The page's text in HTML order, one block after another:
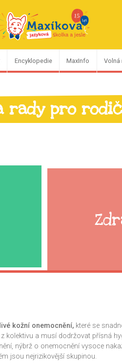
Encyklopedie MaxInfo Volná
rady pro
kožní onemocnění, které se
kolektivu a musí dodržovat přísná
nýbrž o onemocnění vysoce
jsou nejrizikovější skupinou.